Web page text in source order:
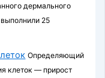
дермального
25
Определяющий
клеток — прирост